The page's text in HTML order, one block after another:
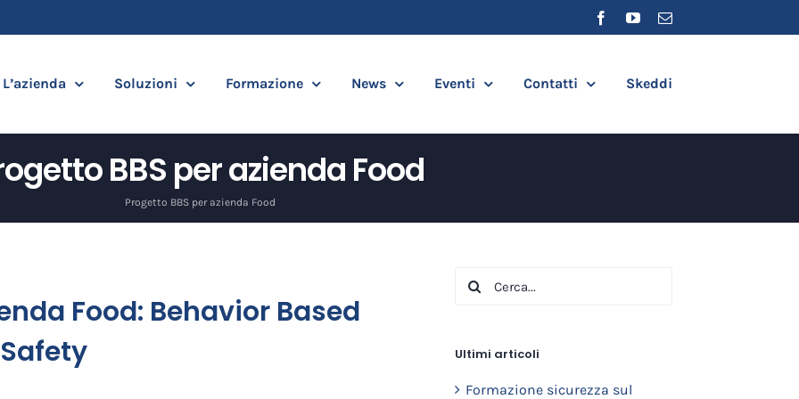
FacebookYouTubeEmail
L’azienda Soluzioni Formazione News Eventi Contatti Skeddi
BBS per azienda Food
Progetto BBS per azienda Food
Food: Behavior Based
Safety
Cerca
Ultimi articoli
Formazione sicurezza sul